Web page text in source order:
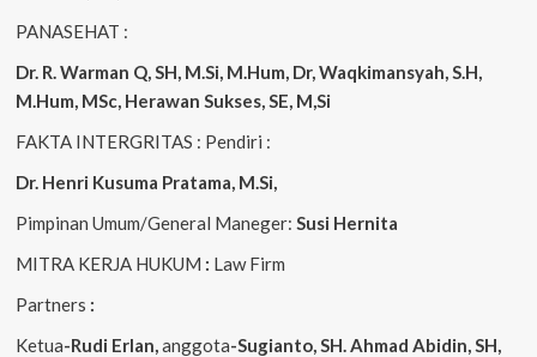
PANASEHAT :
Dr. R. Warman Q, SH, M.Si, M.Hum Dr, Waqkimansyah, S.H,
M.Hum, MSc, Herawan Sukses, SE, M,Si
FAKTA INTERGRITAS : Pendiri :
Dr. Henri Kusuma Pratama, M.Si
Pimpinan Umum/General Maneger: Susi Hernita
MITRA KERJA HUKUM : Law Firm
Partners :
Ketua-Rudi Erlan anggota-Sugianto, SH. Ahmad Abidin , SH,